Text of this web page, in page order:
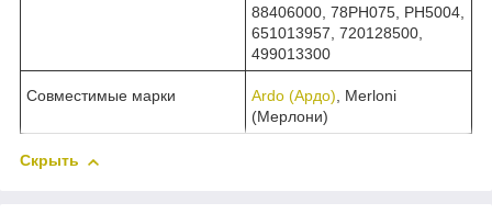
88406000, 78PH075, PH5004,
651013957, 720128500,
499013300
Совместимые марки Ardo (Ардо), Merloni
(Мерлони)
Скрыть